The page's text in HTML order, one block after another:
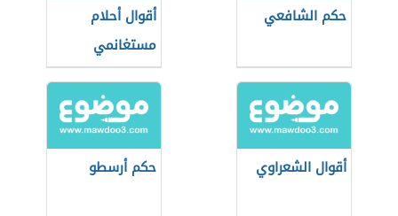
حكم الشافعي
أقوال أحلام
مستغانمي
أقوال الشعراوي حكم أرسطو